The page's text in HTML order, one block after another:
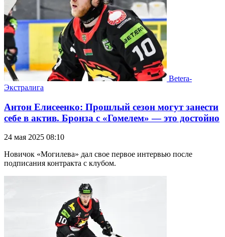
Betera-
Экстралига
Антон Елисеенко: Прошлый сезон могут занести
себе в актив. Бронза с «Гомелем» — это достойно
24 мая 2025 08:10
Новичок «Могилева» дал свое первое интервью после
подписания контракта с клубом.